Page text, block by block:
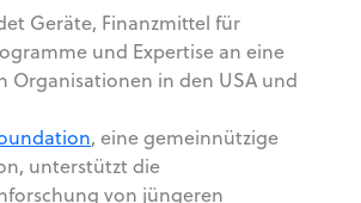
Geräte, Finanzmittel für
und Expertise an eine
Organisationen in den USA und
, eine gemeinnützige
unterstützt die
von jüngeren